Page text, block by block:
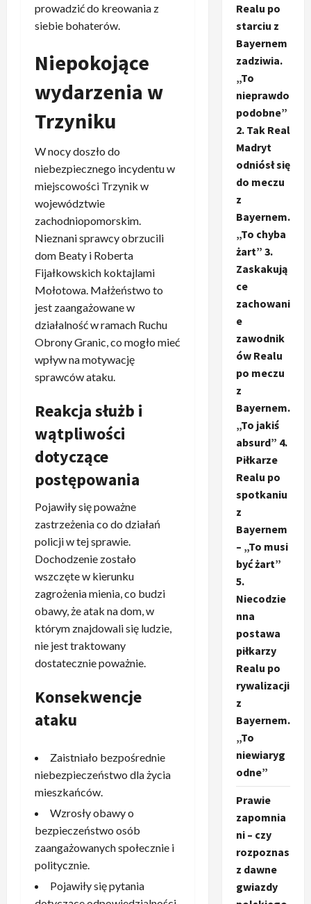
prowadzić do kreowania z
siebie bohaterów.
Niepokojące
wydarzenia w
Trzyniku
W nocy doszło do
niebezpiecznego incydentu w
miejscowości Trzynik w
województwie
zachodniopomorskim.
Nieznani sprawcy obrzucili
dom Beaty i Roberta
Fijałkowskich koktajlami
Mołotowa. Małżeństwo to
jest zaangażowane w
działalność w ramach Ruchu
Obrony Granic, co mogło mieć
wpływ na motywację
sprawców ataku.
Reakcja służb i
wątpliwości
dotyczące
postępowania
Pojawiły się poważne
zastrzeżenia co do działań
policji w tej sprawie.
Dochodzenie zostało
wszczęte w kierunku
zagrożenia mienia, co budzi
obawy, że atak na dom, w
którym znajdowali się ludzie,
nie jest traktowany
dostatecznie poważnie.
Konsekwencje
ataku
Zaistniało bezpośrednie
niebezpieczeństwo dla życia
mieszkańców.
Wzrosły obawy o
bezpieczeństwo osób
zaangażowanych społecznie i
politycznie.
Pojawiły się pytania
Realu po
starciu z
Bayernem
zadziwia.
„To
nieprawdo
podobne”
2. Tak Real
Madryt
odniósł się
do meczu
z
Bayernem.
„To chyba
żart” 3.
Zaskakują
ce
zachowani
e
zawodnik
ów Realu
po meczu
z
Bayernem.
„To jakiś
absurd” 4.
Piłkarze
Realu po
spotkaniu
z
Bayernem
– „To musi
być żart”
5.
Niecodzie
nna
postawa
piłkarzy
Realu po
rywalizacji
z
Bayernem.
„To
niewiaryg
odne”
Prawie
zapomnia
ni – czy
rozpoznas
z dawne
gwiazdy